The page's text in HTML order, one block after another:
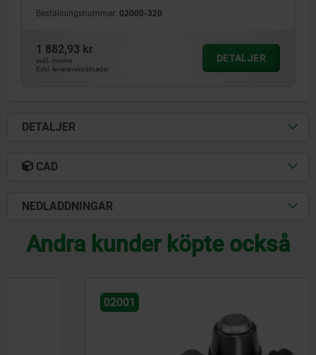
Beställningsnummer: 02000-320
1 882,93 kr
exkl. moms
Exkl. leveranskostnader
DETALJER
DETALJER
CAD
NEDLADDNINGAR
Andra kunder köpte också